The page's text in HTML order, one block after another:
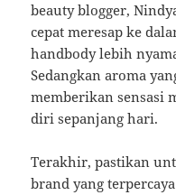
beauty blogger,
cepat meresap ke
handbody lebih
Sedangkan aroma
memberikan sensasi
diri sepanjang hari.
Terakhir, pastikan
brand yang